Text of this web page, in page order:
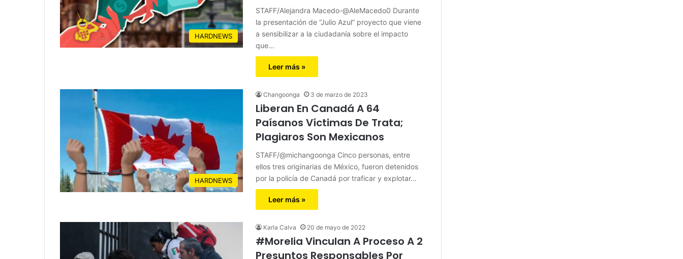
HARDNEWS
STAFF/Alejandra Macedo-@AleMacedo0 Durante
la presentación de “Julio Azul” proyecto que viene
a sensibilizar a la ciudadanía sobre el impacto
que…
Leer más »
HARDNEWS
Changoonga 3 de marzo de 2023
Liberan En Canadá A 64
Paísanos Víctimas De Trata;
Plagiaros Son Mexicanos
STAFF/@michangoonga Cinco personas, entre
ellos tres originarias de México, fueron detenidos
por la policía de Canadá por traficar y explotar…
Leer más »
Karla Calva 20 de mayo de 2022
#Morelia Vinculan A Proceso A 2
Presuntos Responsables Por